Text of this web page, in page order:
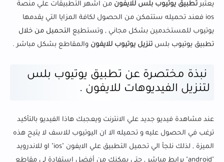
يعتبرتطبيق يوتيوب بلس للايفون من اشهر التطبيقات علي منصة
ios فعند تحميله ستتمكن من الحصول لكافة المزايا التي يقدمها
يوتيوب للمستخدمين بشكل مجاني , وتستطيع التحميل من خلال
تطبيق يوتيوب بلس تنزيل يوتيوب للايفون والمقاطع بشكل مباشر .
نبذة مختصرة عن تطبيق يوتيوب بلس
لتنزيل الفيديوهات للايفون .
عند مشاهدة فيديو جديد علي الانترنت ويعجبك هاذا الفيديو بالتأكيد
ترغب في الحصول عليه و تحميله الا ان اليوتيوب للاسف لا يتيح هذه
الميزة , لذلك نلجأ الي تحميل التطبيق علي الايفون "ios" او للاندرويد
"android" برابط مباشر , حتي يمكنك من أفضل استفادة لي مقاطع